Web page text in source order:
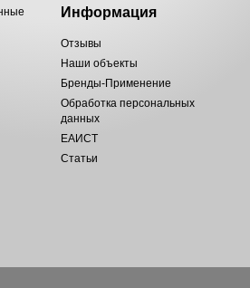
Информация
Отзывы
Наши объекты
Бренды-Применение
Обработка персональных
данных
ЕАИСТ
Статьи